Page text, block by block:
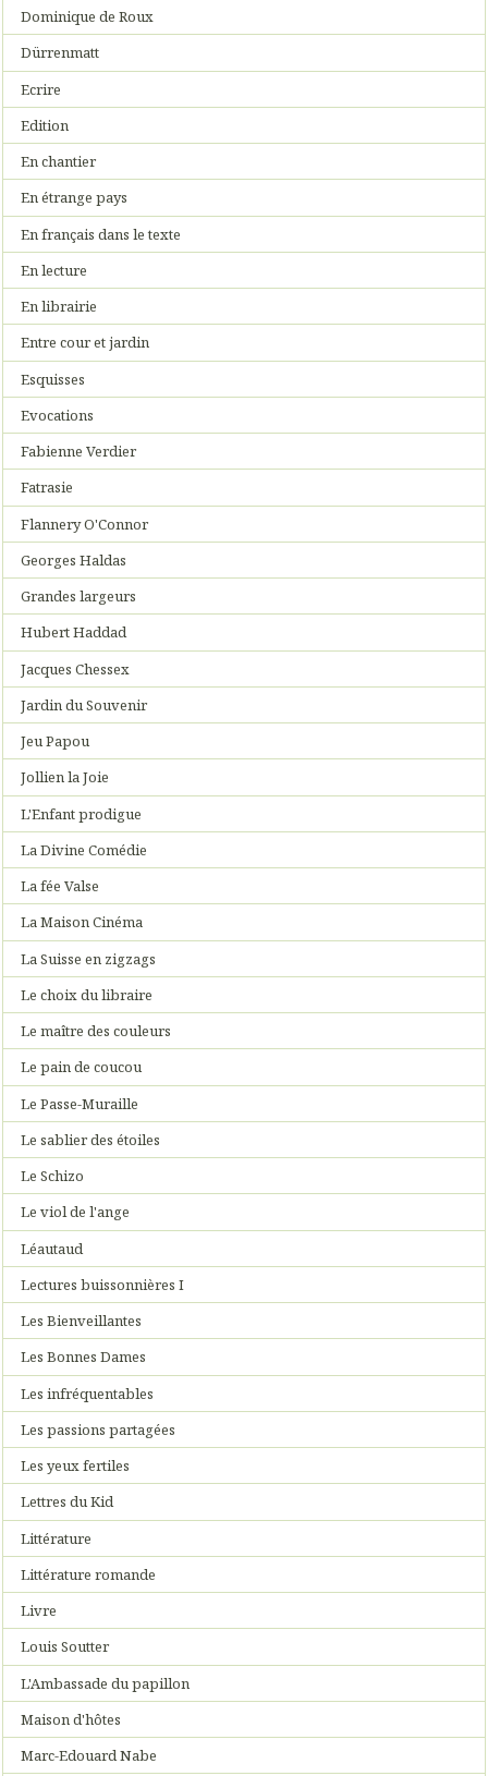
Dominique de Roux
Dürrenmatt
Ecrire
Edition
En chantier
En étrange pays
En français dans le texte
En lecture
En librairie
Entre cour et jardin
Esquisses
Evocations
Fabienne Verdier
Fatrasie
Flannery O'Connor
Georges Haldas
Grandes largeurs
Hubert Haddad
Jacques Chessex
Jardin du Souvenir
Jeu Papou
Jollien la Joie
L'Enfant prodigue
La Divine Comédie
La fée Valse
La Maison Cinéma
La Suisse en zigzags
Le choix du libraire
Le maître des couleurs
Le pain de coucou
Le Passe-Muraille
Le sablier des étoiles
Le Schizo
Le viol de l'ange
Léautaud
Lectures buissonnières I
Les Bienveillantes
Les Bonnes Dames
Les infréquentables
Les passions partagées
Les yeux fertiles
Lettres du Kid
Littérature
Littérature romande
Livre
Louis Soutter
L'Ambassade du papillon
Maison d'hôtes
Marc-Edouard Nabe